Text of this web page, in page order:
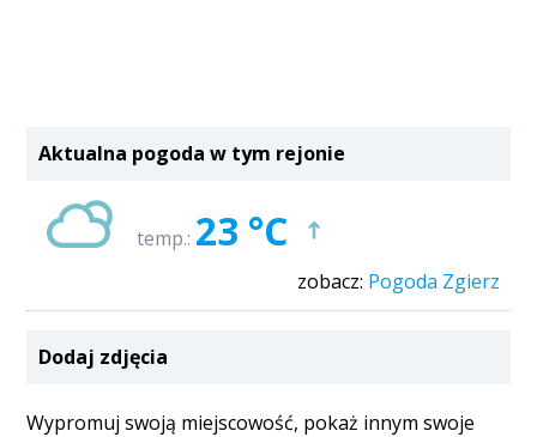
Aktualna pogoda w tym rejonie
temp.: 23 °C
zobacz: Pogoda Zgierz
Dodaj zdjęcia
Wypromuj swoją miejscowość, pokaż innym swoje